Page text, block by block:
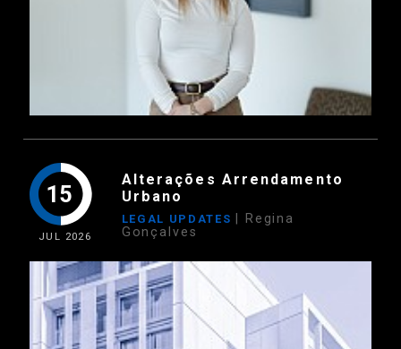
15
JUL 2026
Alterações Arrendamento
Urbano
LEGAL UPDATES
| Regina
Gonçalves